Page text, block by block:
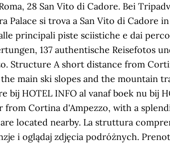
28 San Vito di Cadore. Bei
si trova a San Vito di Cadore
principali piste sciistiche e dai
137 authentische Reisefotos
Structure A short distance from
main ski slopes and the mountain
HOTEL INFO al vanaf boek nu bij
Cortina d'Ampezzo, with a
located nearby. La struttura
i oglądaj zdjęcia podróżnych.